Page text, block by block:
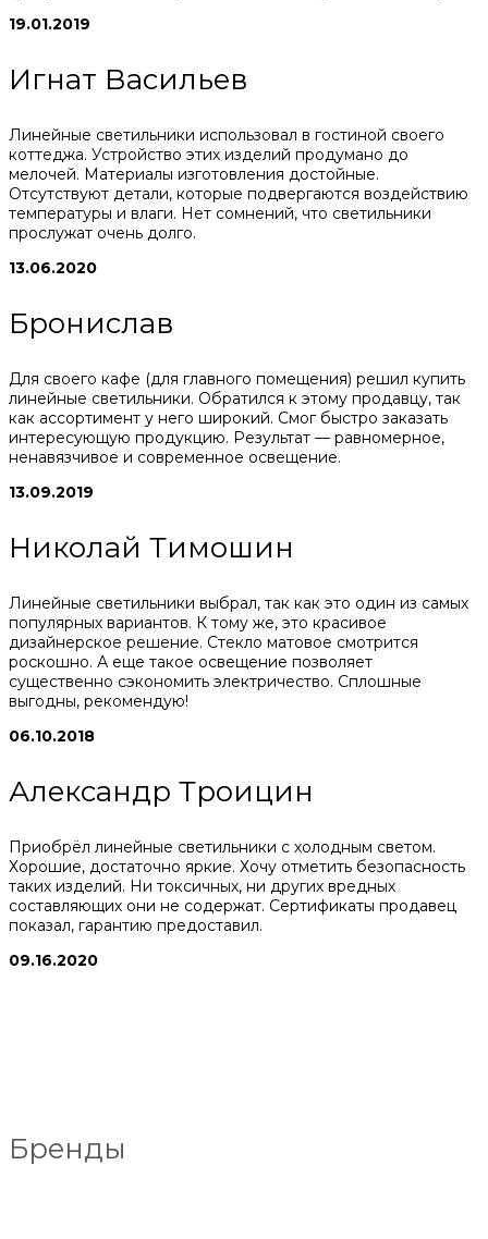
19.01.2019
Игнат Васильев
Линейные светильники использовал в гостиной своего
коттеджа. Устройство этих изделий продумано до
мелочей. Материалы изготовления достойные.
Отсутствуют детали, которые подвергаются воздействию
температуры и влаги. Нет сомнений, что светильники
прослужат очень долго.
13.06.2020
Бронислав
Для своего кафе (для главного помещения) решил купить
линейные светильники. Обратился к этому продавцу, так
как ассортимент у него широкий. Смог быстро заказать
интересующую продукцию. Результат — равномерное,
ненавязчивое и современное освещение.
13.09.2019
Николай Тимошин
Линейные светильники выбрал, так как это один из самых
популярных вариантов. К тому же, это красивое
дизайнерское решение. Стекло матовое смотрится
роскошно. А еще такое освещение позволяет
существенно сэкономить электричество. Сплошные
выгодны, рекомендую!
06.10.2018
Александр Троицин
Приобрёл линейные светильники с холодным светом.
Хорошие, достаточно яркие. Хочу отметить безопасность
таких изделий. Ни токсичных, ни других вредных
составляющих они не содержат. Сертификаты продавец
показал, гарантию предоставил.
09.16.2020
Бренды